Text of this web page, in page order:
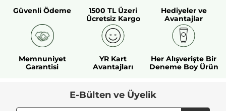
Güvenli Ödeme
1500 TL Üzeri
Ücretsiz Kargo
Hediyeler ve
Avantajlar
Memnuniyet
Garantisi
YR Kart
Avantajları
Her Alışverişte Bir
Deneme Boy Ürün
E-Bülten ve Üyelik